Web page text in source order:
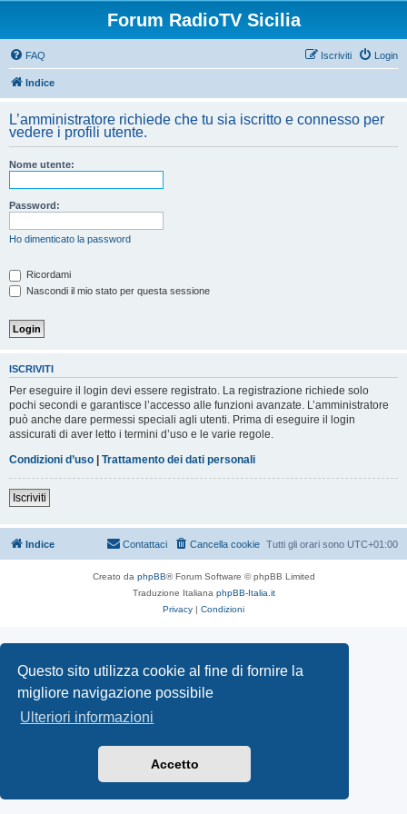
Questo sito utilizza cookie al fine di fornire la
migliore navigazione possibile
Ulteriori informazioni
Accetto
Forum RadioTV Sicilia
FAQ Login
Iscriviti
Indice
L’amministratore richiede che tu sia iscritto e connesso per
vedere i profili utente.
Nome utente:
Password:
Ho dimenticato la password
Ricordami
Nascondi il mio stato per questa sessione
ISCRIVITI
Per eseguire il login devi essere registrato. La registrazione richiede solo
pochi secondi e garantisce l’accesso alle funzioni avanzate. L’amministratore
può anche dare permessi speciali agli utenti. Prima di eseguire il login
assicurati di aver letto i termini d’uso e le varie regole.
Condizioni d’uso | Trattamento dei dati personali
Iscriviti
Indice Tutti gli orari sono UTC+01:00
Cancella cookie
Contattaci
Creato da phpBB® Forum Software © phpBB Limited
Traduzione Italiana phpBB-Italia.it
Privacy | Condizioni